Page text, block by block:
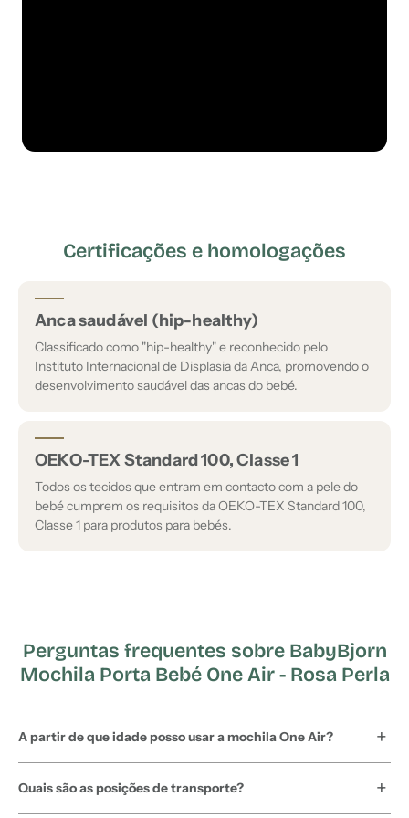
Certificações e homologações
Anca saudável (hip-healthy)
Classificado como "hip-healthy" e reconhecido pelo
Instituto Internacional de Displasia da Anca, promovendo o
desenvolvimento saudável das ancas do bebé.
OEKO-TEX Standard 100, Classe 1
Todos os tecidos que entram em contacto com a pele do
bebé cumprem os requisitos da OEKO-TEX Standard 100,
Classe 1 para produtos para bebés.
Perguntas frequentes sobre BabyBjorn
Mochila Porta Bebé One Air - Rosa Perla
A partir de que idade posso usar a mochila One Air?
Quais são as posições de transporte?